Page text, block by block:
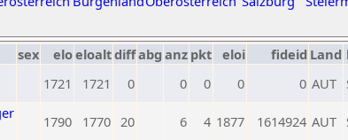
sex eloeloaltdiffabg anz pkt eloi fideid Land
1721 1721 0 0 0 0 0 AUT
1790 1770 20 6 4 1877 1614924 AUT